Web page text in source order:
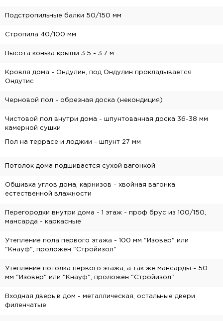
Подстропильные балки 50/150 мм
Стропила 40/100 мм
Высота конька крыши 3.5 - 3.7 м
Кровля дома - Ондулин, под Ондулин прокладывается
Ондутис
Черновой пол - обрезная доска (некондиция)
Чистовой пол внутри дома - шпунтованная доска 36-38 мм
камерной сушки
Пол на террасе и лоджии - шпунт 27 мм
Потолок дома подшивается сухой вагонкой
Обшивка углов дома, карнизов - хвойная вагонка
естественной влажности
Перегородки внутри дома - 1 этаж - проф брус из 100/150,
мансарда - каркасные
Утепление пола первого этажа - 100 мм "Изовер" или
"Кнауф", проложен "Стройизол"
Утепление потолка первого этажа, а так же мансарды - 50
мм "Изовер" или "Кнауф", проложен "Стройизол"
Входная дверь в дом - металлическая, остальные двери
филенчатые